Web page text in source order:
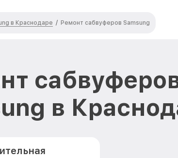
в Краснодаре / Ремонт сабвуферов Samsung
в